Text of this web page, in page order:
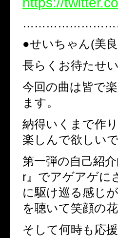
●せいちゃん(美
長らくお待たせ
今回の曲は皆で
ます。
納得いくまで作
楽しんで欲しい
第一弾の自己紹
r』でアゲアゲに
に駆け巡る感じ
を聴いて笑顔の
そして何時も応